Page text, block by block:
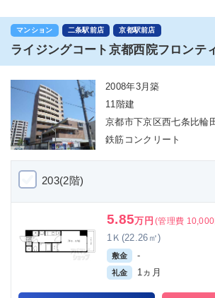
マンション 二条駅前店 京都駅前店
ライジングコート京都西院フロンテ
2008年3月築
11階建
京都市下京区西七条比輪
鉄筋コンクリート
203(2階)
5.85万円 (管理費
1Ｋ(22.26㎡)
敷金 -
礼金 1ヵ月